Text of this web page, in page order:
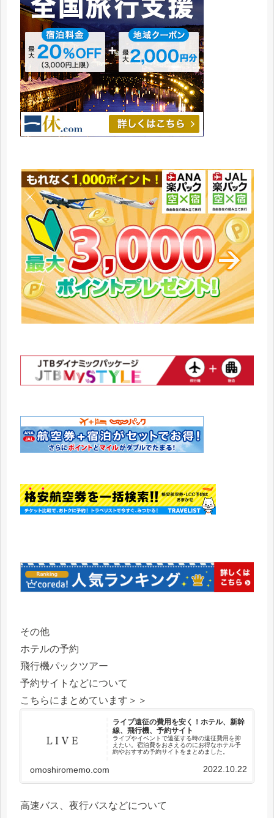
その他
ホテルの予約
飛行機パックツアー
予約サイトなどについて
こちらにまとめています＞＞
ライブ遠征の費用を安く！ホテル、新幹
線、飛行機、予約サイト
ライブやイベントで遠征する時の遠征費用を抑
えたい。宿泊費をおさえるのにお得なホテル予
約やおすすめ予約サイトをまとめました。
omoshiromemo.com 2022.10.22
高速バス、夜行バスなどについて